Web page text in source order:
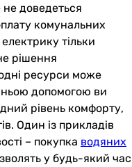
доведеться
комунальних
тільки
рішення
ресурси може
допомогою ви
рівень комфорту,
Один із прикладів
– покупка водяних
у будь-який час